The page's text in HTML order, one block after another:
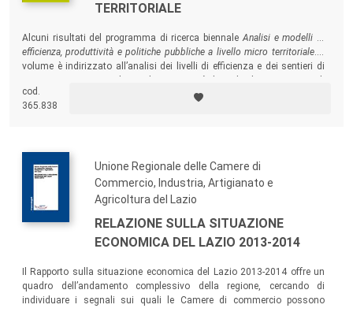
TERRITORIALE
Alcuni risultati del programma di ricerca biennaleAnalisi e modelli di
efficienza, produttività e politiche pubbliche a livello micro territoriale. Il
volume è indirizzato all’analisi dei livelli di efficienza e dei sentieri di
provinciali (SLL, Comuni, Città metropolitane).
cod.
365.838
Unione Regionale delle Camere di
Commercio, Industria, Artigianato e
Agricoltura del Lazio
RELAZIONE SULLA SITUAZIONE
ECONOMICA DEL LAZIO 2013-2014
Il Rapporto sulla situazione economica del Lazio 2013-2014 offre un
quadro dell’andamento complessivo della regione, cercando di
individuare i segnali sui quali le Camere di commercio possono